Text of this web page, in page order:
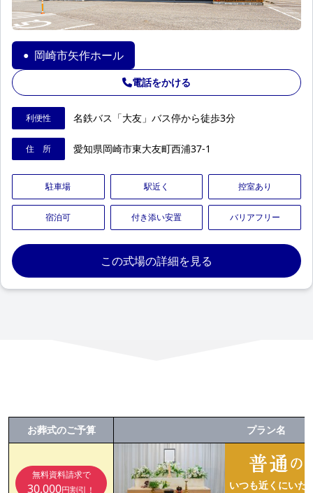
● 岡崎市矢作ホール
電話をかける
利便性 名鉄バス「大友」バス停から徒歩3分
住 所 愛知県岡崎市東大友町西浦37-1
駐車場 駅近く 控室あり
宿泊可 付き添い安置 バリアフリー
この式場の詳細を見る
お葬式のご予算 プラン名
無料資料請求で
30,000円割引！ いつも近くにいた